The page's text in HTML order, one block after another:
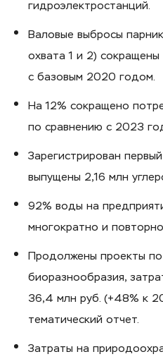
гидроэлектростанций.
Валовые выбросы
охвата 1 и 2)
с базовым 2020 годом.
На 12% сокращено
по сравнению с 2023
Зарегистрирован
выпущены 2,16 млн
92% воды на
многократно и
Продолжены проекты
биоразнообразия,
36,4 млн руб. (+48% к
тематический отчет.
Затраты на